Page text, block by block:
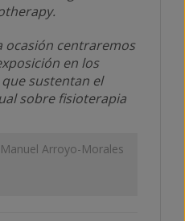
ocasión centraremos
en los
sustentan el
sobre fisioterapia
Manuel Arroyo-Morales